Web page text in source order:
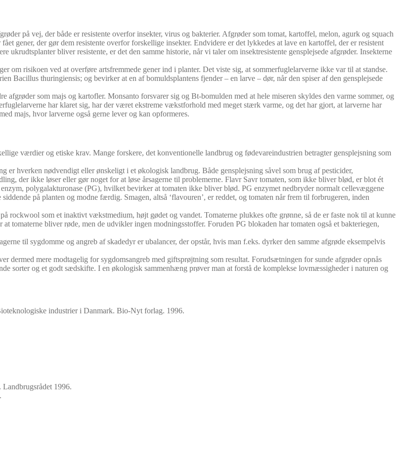
på vej, der både er resistente overfor insekter, virus og bakterier. Afgrøder som tomat, kartoffel, melon, agurk og squach
gener, der gør dem resistente overfor forskellige insekter. Endvidere er det lykkedes at lave en kartoffel, der er resistent
ukrudtsplanter bliver resistente, er det den samme historie, når vi taler om insektresistente gensplejsede afgrøder. Insekterne
om risikoen ved at overføre artsfremmede gener ind i planter. Det viste sig, at sommerfuglelarverne ikke var til at standse.
Bacillus thuringiensis; og bevirker at en af bomuldsplantens fjender – en larve – dør, når den spiser af den gensplejsede
som majs og kartofler. Monsanto forsvarer sig og Bt-bomulden med at hele miseren skyldes den varme sommer, og
har klaret sig, har der været ekstreme vækstforhold med meget stærk varme, og det har gjort, at larverne har
majs, hvor larverne også gerne lever og kan opformeres.
værdier og etiske krav. Mange forskere, det konventionelle landbrug og fødevareindustrien betragter gensplejsning som
er hverken nødvendigt eller ønskeligt i et økologisk landbrug. Både gensplejsning såvel som brug af pesticider,
der ikke løser eller gør noget for at løse årsagerne til problemerne. Flavr Savr tomaten, som ikke bliver blød, er blot ét
polygalakturonase (PG), hvilket bevirker at tomaten ikke bliver blød. PG enzymet nedbryder normalt cellevæggene
på planten og modne færdig. Smagen, altså ‘flavouren’, er reddet, og tomaten når frem til forbrugeren, inden
rockwool som et inaktivt vækstmedium, højt gødet og vandet. Tomaterne plukkes ofte grønne, så de er faste nok til at kunne
tomaterne bliver røde, men de udvikler ingen modningsstoffer. Foruden PG blokaden har tomaten også et bakteriegen,
til sygdomme og angreb af skadedyr er ubalancer, der opstår, hvis man f.eks. dyrker den samme afgrøde eksempelvis
dermed mere modtagelig for sygdomsangreb med giftsprøjtning som resultat. Forudsætningen for sunde afgrøder opnås
sorter og et godt sædskifte. I en økologisk sammenhæng prøver man at forstå de komplekse lovmæssigheder i naturen og
industrier i Danmark. Bio-Nyt forlag. 1996.
1996.